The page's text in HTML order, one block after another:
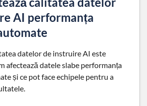
AI performanța
datelor de instruire AI este
afectează datele slabe performanța
și ce pot face echipele pentru a